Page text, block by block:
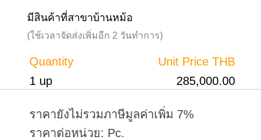
มีสินค้าที่สาขาบ้านหม้อ
(ใช้เวลาจัดส่งเพิ่มอีก 2 วันทำการ)
Quantity
Unit Price THB
1 up
285,000.00
ราคายังไม่รวมภาษีมูลค่าเพิ่ม 7%
ราคาต่อหน่วย: Pc.